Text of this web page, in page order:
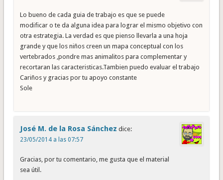
Lo bueno de cada guia de trabajo es que se puede
modificar o te da alguna idea para lograr el mismo objetivo con
otra estrategia. La verdad es que pienso llevarla a una hoja
grande y que los niños creen un mapa conceptual con los
vertebrados ,pondre mas animalitos para complementar y
recortaran las caracteristicas.Tambien puedo evaluar el trabajo
Cariños y gracias por tu apoyo constante
Sole
José M. de la Rosa Sánchez dice:
23/05/2014 a las 07:57
Gracias, por tu comentario, me gusta que el material
sea útil.